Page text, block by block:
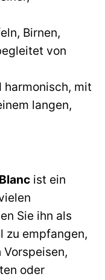
Birnen,
von
harmonisch, mit
langen,
ist ein
Sie ihn als
zu empfangen,
oder